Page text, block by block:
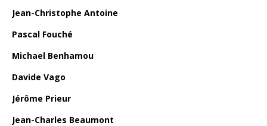
Jean-Christophe Antoine
Pascal Fouché
Michael Benhamou
Davide Vago
Jérôme Prieur
Jean-Charles Beaumont